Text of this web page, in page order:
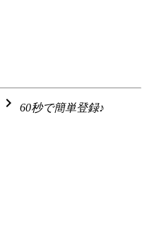
navigate_next 60秒で簡単登録♪